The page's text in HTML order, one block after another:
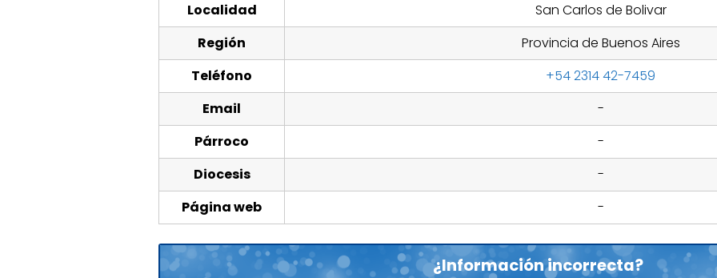
Localidad
San Carlos de Bolivar
Región
Provincia de Buenos Aires
Teléfono
+54 2314 42-7459
Email
-
Párroco
-
Diocesis
-
Página web
-
¿Información incorrecta?